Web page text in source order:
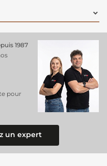
1987
pour
un expert